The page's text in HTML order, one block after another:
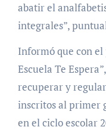
abatir el
integrales”,
Informó que con
Escuela Te
recuperar y
inscritos al primer
en el ciclo escolar